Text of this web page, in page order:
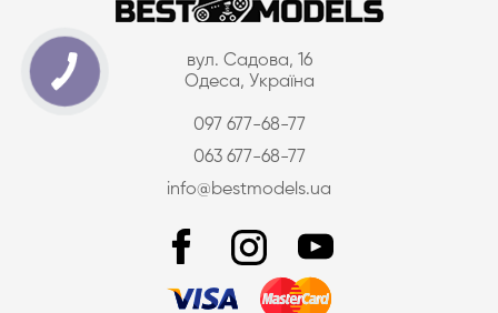
вул. Садова, 16
Одеса, Україна
097 677-68-77
063 677-68-77
info@bestmodels.ua